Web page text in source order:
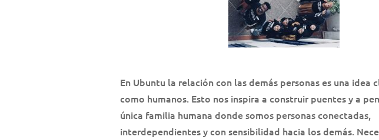
En Ubuntu la relación con las demás personas es una idea
como humanos. Esto nos inspira a construir puentes y a
única familia humana donde somos personas conectadas,
interdependientes y con sensibilidad hacia los demás.